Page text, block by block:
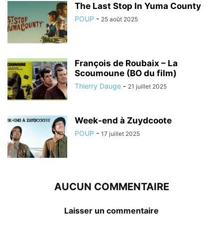
The Last Stop In Yuma County
POUP - 25 août 2025
François de Roubaix – La
Scoumoune (BO du film)
Thierry Dauge - 21 juillet 2025
Week-end à Zuydcoote
POUP - 17 juillet 2025
AUCUN COMMENTAIRE
Laisser un commentaire